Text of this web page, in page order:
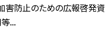
害防止のための広報啓発資
...